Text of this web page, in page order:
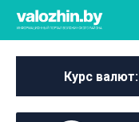
Курс валют: